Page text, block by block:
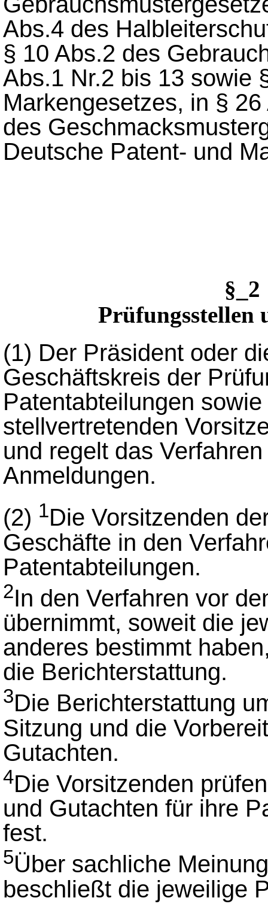
Abs.4 des
§ 10 Abs.2 des
Abs.1 Nr.2 bis 13 sowie
Markengesetzes, in §
des
Deutsche Patent- und
Prüfungsstellen
(1) Der Präsident oder
Geschäftskreis der
Patentabteilungen
stellvertretenden
und regelt das
Anmeldungen.
(2) 1Die Vorsitzenden
Geschäfte in den
Patentabteilungen.
2In den Verfahren vor
übernimmt, soweit die
anderes bestimmt
die Berichterstattung.
3Die Berichterstattung
Sitzung und die
Gutachten.
4Die Vorsitzenden
und Gutachten für ihre
fest.
5Über sachliche
beschließt die jeweilige